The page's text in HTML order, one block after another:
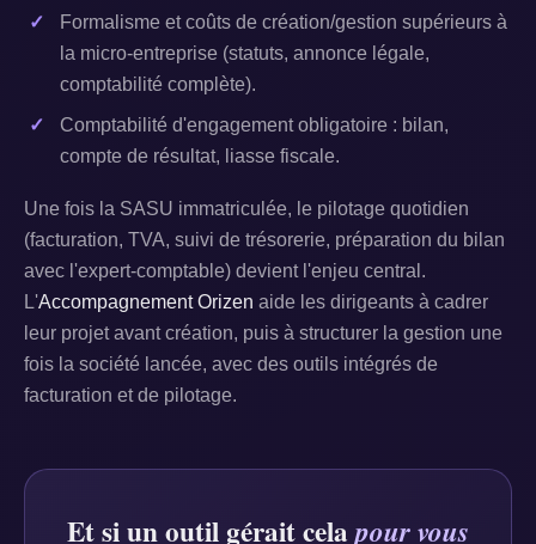
Formalisme et coûts de création/gestion supérieurs à
la micro-entreprise (statuts, annonce légale,
comptabilité complète).
Comptabilité d'engagement obligatoire : bilan,
compte de résultat, liasse fiscale.
Une fois la SASU immatriculée, le pilotage quotidien
(facturation, TVA, suivi de trésorerie, préparation du bilan
avec l'expert-comptable) devient l'enjeu central.
L'Accompagnement Orizen aide les dirigeants à cadrer
leur projet avant création, puis à structurer la gestion une
fois la société lancée, avec des outils intégrés de
facturation et de pilotage.
Et si un outil gérait celapour vous